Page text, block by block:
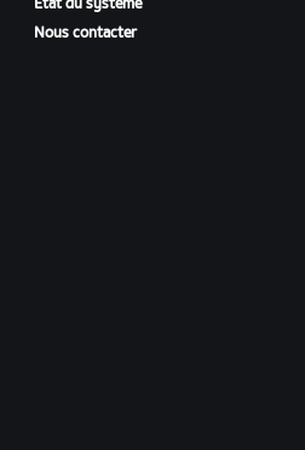
État du système
Nous contacter